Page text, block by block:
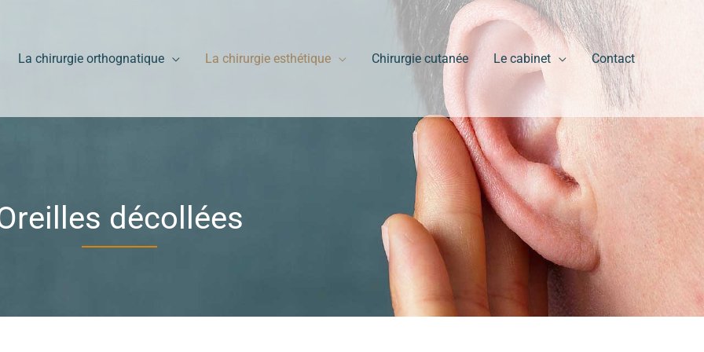
La chirurgie orthognatique La chirurgie esthétique Chirurgie cutanée Le cabinet Contact
décollées